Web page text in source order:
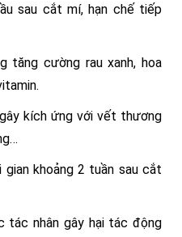
sau cắt mí, hạn chế tiếp
tăng cường rau xanh, hoa
kích ứng với vết thương
khoảng 2 tuần sau cắt
tác nhân gây hại tác động